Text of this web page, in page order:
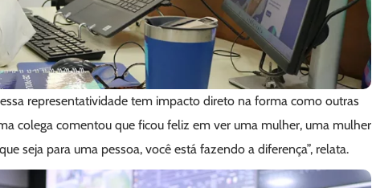
representatividade tem impacto direto na forma como outras
colega comentou que ficou feliz em ver uma mulher, uma mulher
seja para uma pessoa, você está fazendo a diferença”, relata.